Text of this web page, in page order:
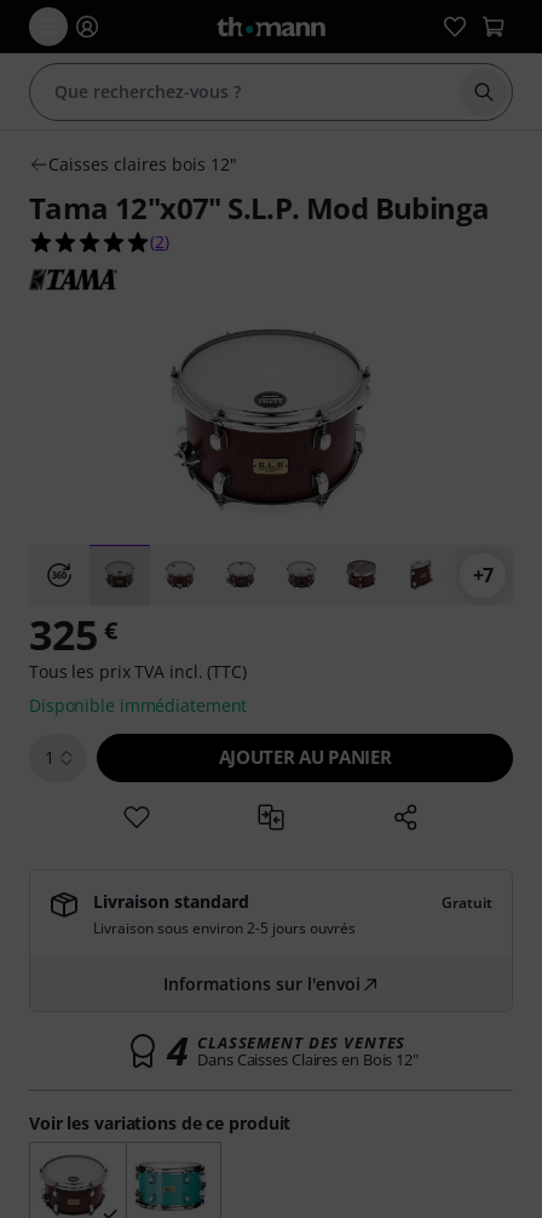
Caisses claires bois 12"
Tama 12"x07" S.L.P. Mod Bubinga
5.0 étoiles sur 5 d'après 2 évaluations clients
(2)
+7
Voir les variations de ce produit
325 €
Tous les prix TVA incl. (TTC)
Disponible immédiatement
1 AJOUTER AU PANIER
Livraison standard
Gratuit
Livraison sous environ 2-5 jours ouvrés
Informations sur l'envoi
4 CLASSEMENT DES VENTES
Dans Caisses Claires en Bois 12"